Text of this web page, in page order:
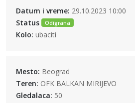
Datum i vreme: 29.10.2023 10:00
Status
Odigrana
Kolo: ubaciti
Mesto: Beograd
Teren: OFK BALKAN MIRIJEVO
Gledalaca: 50